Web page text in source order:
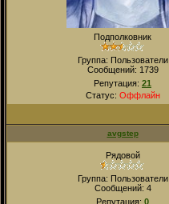
Подполковник
Группа: Пользователи
Сообщений: 1739
Репутация: 21
Статус: Оффлайн
avgstep
Рядовой
Группа: Пользователи
Сообщений: 4
Репутация: 0